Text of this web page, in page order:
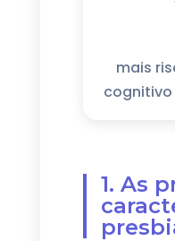
mais
1. As